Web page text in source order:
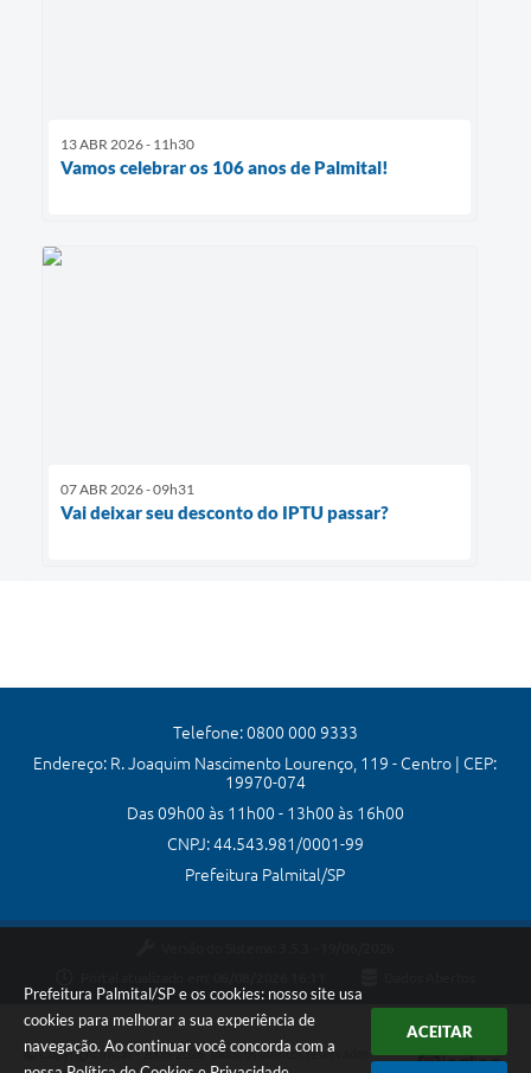
Prefeitura Palmital/SP e os cookies: nosso site usa
cookies para melhorar a sua experiência de
navegação. Ao continuar você concorda com a
ACEITAR
13 ABR 2026 - 11h30
Vamos celebrar os 106 anos de Palmital!
07 ABR 2026 - 09h31
Vai deixar seu desconto do IPTU passar?
Telefone: 0800 000 9333
Endereço: R. Joaquim Nascimento Lourenço, 119 - Centro | CEP:
19970-074
Das 09h00 às 11h00 - 13h00 às 16h00
CNPJ: 44.543.981/0001-99
Prefeitura Palmital/SP
Copyright Instar - 2006-2026. Todos os direitos reservados -